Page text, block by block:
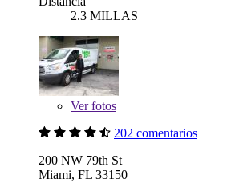
2.3 MILLAS
Verfotos
202 comentarios
200 NW 79th St
Miami, FL 33150